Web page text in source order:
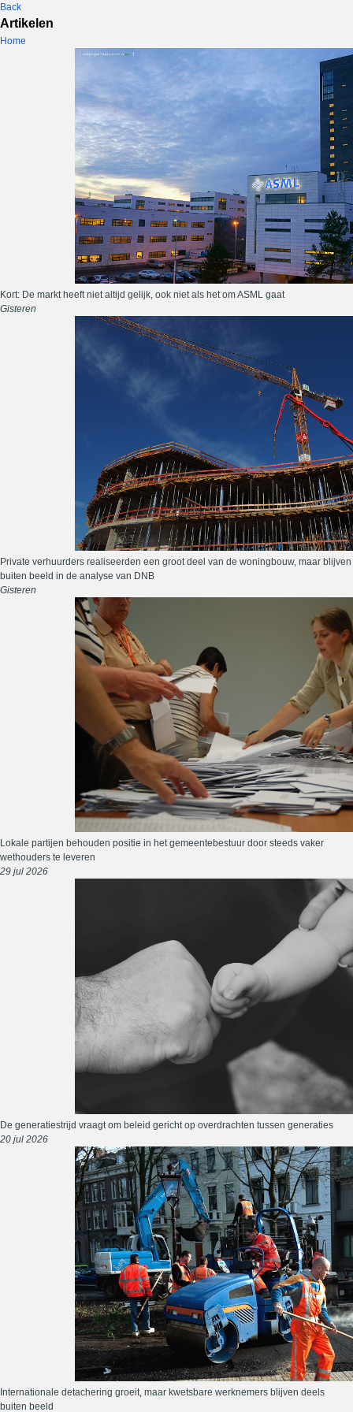
Back
Artikelen
Home
Kort: De markt heeft niet altijd gelijk, ook niet als het om ASML gaat
Gisteren
Private verhuurders realiseerden een groot deel van de woningbouw, maar blijven
buiten beeld in de analyse van DNB
Gisteren
Lokale partijen behouden positie in het gemeentebestuur door steeds vaker
wethouders te leveren
29 jul 2026
De generatiestrijd vraagt om beleid gericht op overdrachten tussen generaties
20 jul 2026
Internationale detachering groeit, maar kwetsbare werknemers blijven deels
buiten beeld